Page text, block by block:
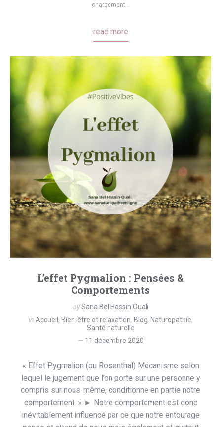
chargement…
read more
L’effet Pygmalion : Pensées &
Comportements
bySana Bel Hassin Ouali
in Accueil, Bien-être et relaxation, Blog, Naturopathie,
Santé naturelle
11 décembre 2020
« Effet Pygmalion (ou Rosenthal) Mécanisme selon
lequel le jugement que l’on porte sur une personne y
compris sur nous-même, conditionne en partie notre
comportement. » ► Notre comportement est donc
inévitablement influencé par ce que notre entourage